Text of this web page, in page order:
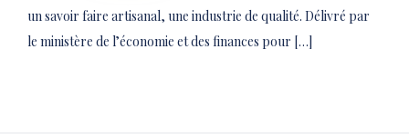
un savoir faire artisanal, une industrie de qualité. Délivré par
le ministère de l’économie et des finances pour […]